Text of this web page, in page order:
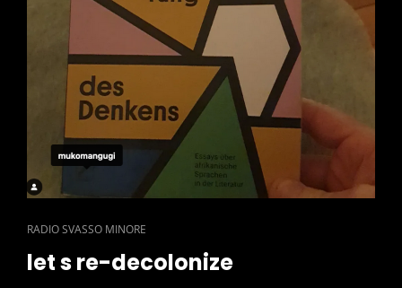
CAT
LINKS
RADIO SVASSO MINORE
let s re-decolonize